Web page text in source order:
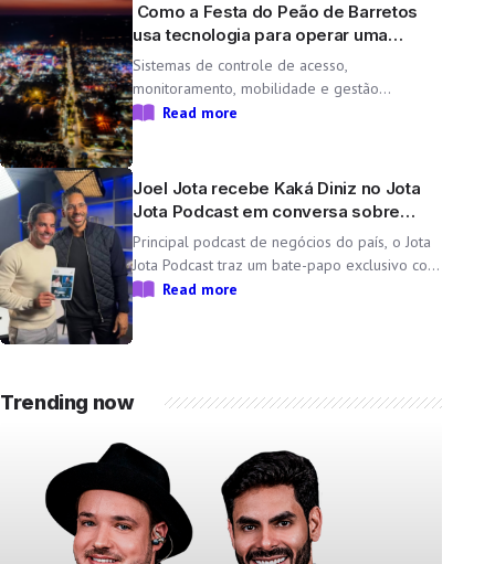
Como a Festa do Peão de Barretos
usa tecnologia para operar uma
cidade temporária
Sistemas de controle de acesso,
monitoramento, mobilidade e gestão
operacional ajudam a transformar o Parque
Peão de Barretos Durante 11 dias, o Parque
do Peão […]
Read more
Joel Jota recebe Kaká Diniz no Jota
Jota Podcast em conversa sobre
negócios e família
Principal podcast de negócios do país, o Jota
Jota Podcast traz um bate-papo exclusivo com
o empresário e CEO da Non Stop, que
v=mdZzgrZTxoU […]
Read more
Trending now